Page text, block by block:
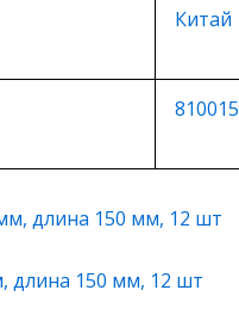
Китай
810015
длина 150 мм, 12 шт